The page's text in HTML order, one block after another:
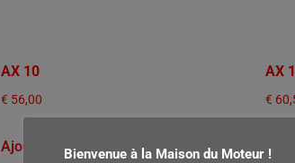
AX 10
€ 56,00
Ajouter au panier
AX
€
Bienvenue à la Maison du Moteur !